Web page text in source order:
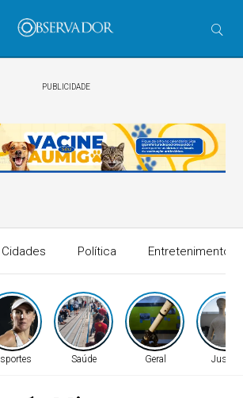
PUBLICIDADE
Cidades Política Entretenimento
Saúde Geral Justiça